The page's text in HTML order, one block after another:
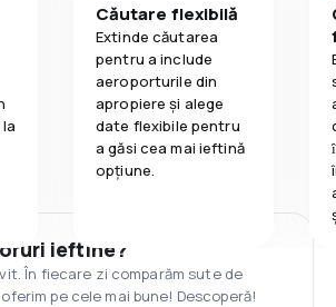
Căutare flexibilă
Extinde căutarea
pentru a include
aeroporturile din
apropiere și alege
date flexibile pentru
a găsi cea mai ieftină
opțiune.
ieftine?
În fiecare zi comparăm sute de
pe cele mai bune! Descoperă!